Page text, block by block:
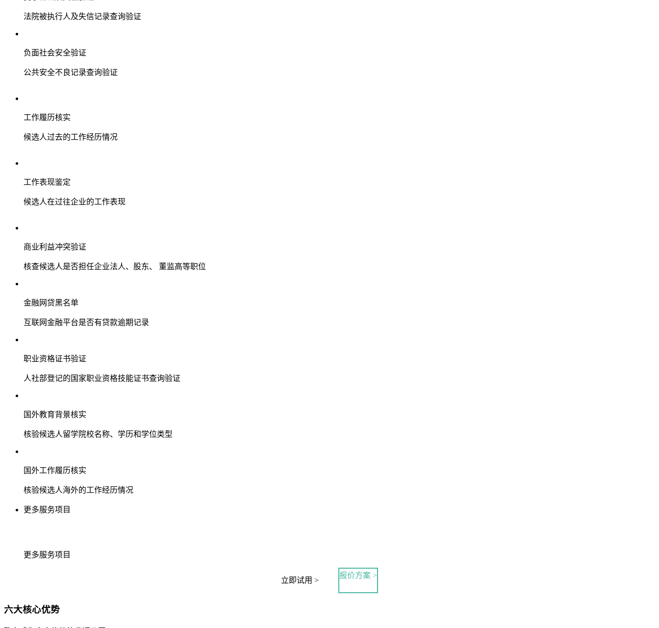
法院被执行人及失信记录查询验证
负面社会安全验证
公共安全不良记录查询验证
工作履历核实
候选人过去的工作经历情况
工作表现鉴定
候选人在过往企业的工作表现
商业利益冲突验证
核查候选人是否担任企业法人、股东、 董监高等职位
金融网贷黑名单
互联网金融平台是否有贷款逾期记录
职业资格证书验证
人社部登记的国家职业资格技能证书查询验证
国外教育背景核实
核验候选人留学院校名称、学历和学位类型
国外工作履历核实
核验候选人海外的工作经历情况
更多服务项目
更多服务项目
立即试用 >
报价方案 >
六大核心优势